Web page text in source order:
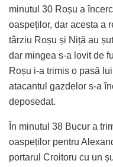
minutul 30 Roșu a
oaspeților, dar acesta a
târziu Roșu și Niță au
dar mingea s-a lovit de
Roșu i-a trimis o pasă
atacantul gazdelor s-a
deposedat.
În minutul 38 Bucur a
oaspeților pentru
portarul Croitoru cu un